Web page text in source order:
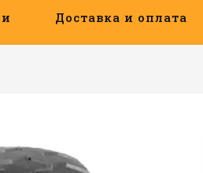
Доставка и оплата